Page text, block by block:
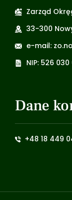
Zarząd
33-300
e-mail:
NIP: 526
Dane
+48 18 449